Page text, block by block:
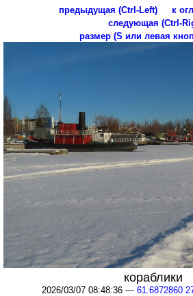
предыдущая (Ctrl-Left)
к
следующая (Ctrl-
размер (S или левая
кораблики
2026/03/07 08:48:36 — 61.6872860